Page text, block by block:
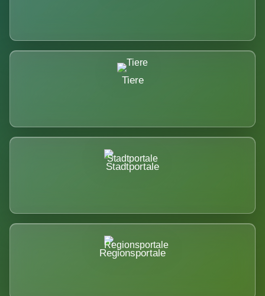
Tiere
Stadtportale
Regionsportale